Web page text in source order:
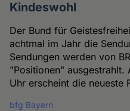
Kindeswohl
Der Bund für
achtmal im Jahr die
Sendungen werden von
"Positionen" ausgestrahlt.
Uhr erscheint die neueste
bfg Bayern